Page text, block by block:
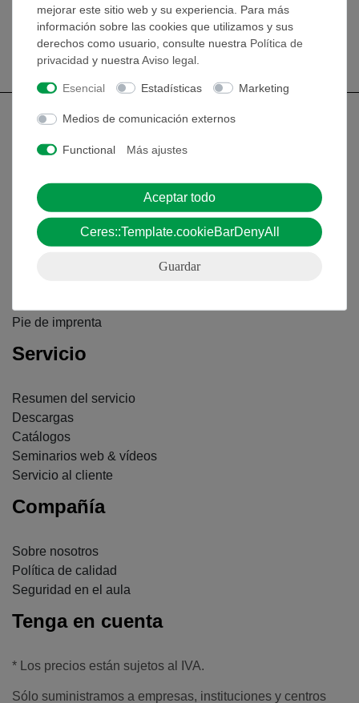
Set de vasos de
precipitados
Aviso lega
Pie de imprenta
Servicio
Resumen del servicio
Descargas
Catálogos
Seminarios web & vídeos
Servicio al cliente
Compañía
Sobre nosotros
Política de calidad
Seguridad en el aula
Tenga en cuenta
* Los precios están sujetos al IVA.
Sólo suministramos a empresas, instituciones y centros
mejorar este sitio web y su experiencia. Para más
información sobre las cookies que utilizamos y sus
derechos como usuario, consulte nuestra Política de
privacidad y nuestra Aviso legal
Esencial Estadísticas Marketing
Medios de comunicación externos
Functional Más ajustes
Aceptar todo
Ceres::Template.cookieBarDenyAll
Guardar